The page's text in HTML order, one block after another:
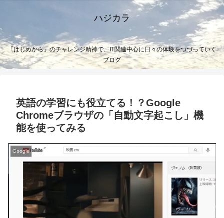
ハジカラ
「はじめから」のチャレンジ精神で、IT関連中心に日々の体験をつづっていく
ブログ
英語の学習にも役立てる！？Google
Chromeブラウザの「自動文字起こし」機
能を使ってみる
Google